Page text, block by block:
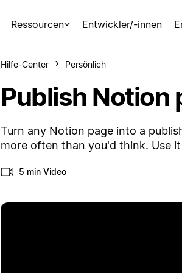
Ressourcen Entwickler/-innen
Hilfe-Center Persönlich
Publish Notion
Turn any Notion page into a
more often than you'd think. Use
5 min Video